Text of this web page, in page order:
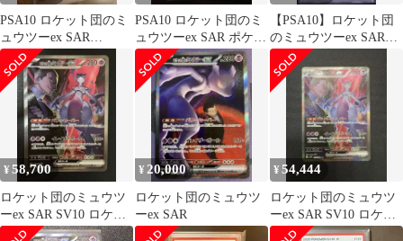
PSA10 ロケット団のミ
ュウツーex SAR
125/098 sv10
PSA10 ロケット団のミ
ュウツーex SAR ポケモ
ンカード
【PSA10】ロケット団
のミュウツーex SAR
125/098 sv10
¥58,700
ロケット団のミュウツ
ーex SAR SV10 ロケッ
ト団の栄光 125/098
¥ 20,000
ロケット団のミュウツ
ーex SAR
¥54,444
ロケット団のミュウツ
ーex SAR SV10 ロケッ
ト団の栄光 125/098